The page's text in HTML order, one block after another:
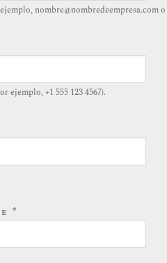
nombre@nombredeempresa.com o
ejemplo, +1 555 123 4567).
*